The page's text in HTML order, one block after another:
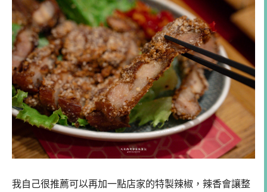
我自己很推薦可以再加一點店家的特製辣椒，辣香會讓整